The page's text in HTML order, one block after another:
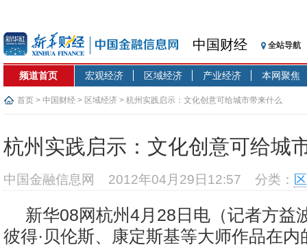
中国财经 全站导航
频道首页 宏观经济 区域经济 产业经济 本网聚焦
首页 > 中国财经 > 区域经济 > 杭州实践启示：文化创意可给城市带来什么
杭州实践启示：文化创意可给城
中国金融信息网 2012年04月29日12:57 分类：
新华08网杭州4月28日电（记者方益
彼得·贝伦斯、康定斯基等大师作品在内